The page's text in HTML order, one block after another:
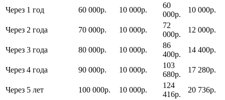
Через 1 год
60 000р. 10 000р.
60
000р.
10 000р.
Через 2 года 70 000р. 10 000р.
72
000р.
12 000р.
Через 3 года 80 000р. 10 000р.
86
400р.
14 400р.
Через 4 года 90 000р. 10 000р.
103
680р.
17 280р.
Через 5 лет 100 000р. 10 000р.
124
416р.
20 736р.